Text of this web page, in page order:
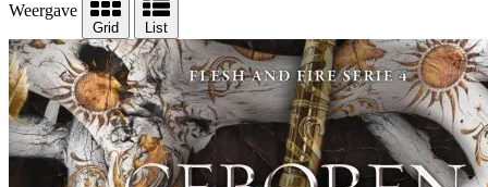
Weergave
Grid List